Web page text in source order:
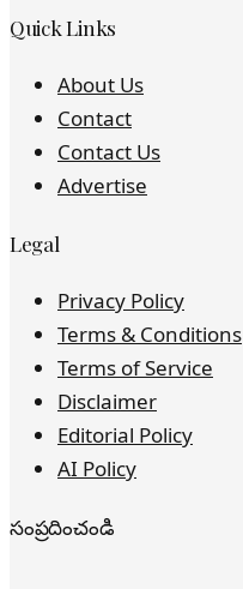
Quick Links
About Us
Contact
Contact Us
Advertise
Legal
Privacy Policy
Terms & Conditions
Terms of Service
Disclaimer
Editorial Policy
AI Policy
సంప్రదించండి